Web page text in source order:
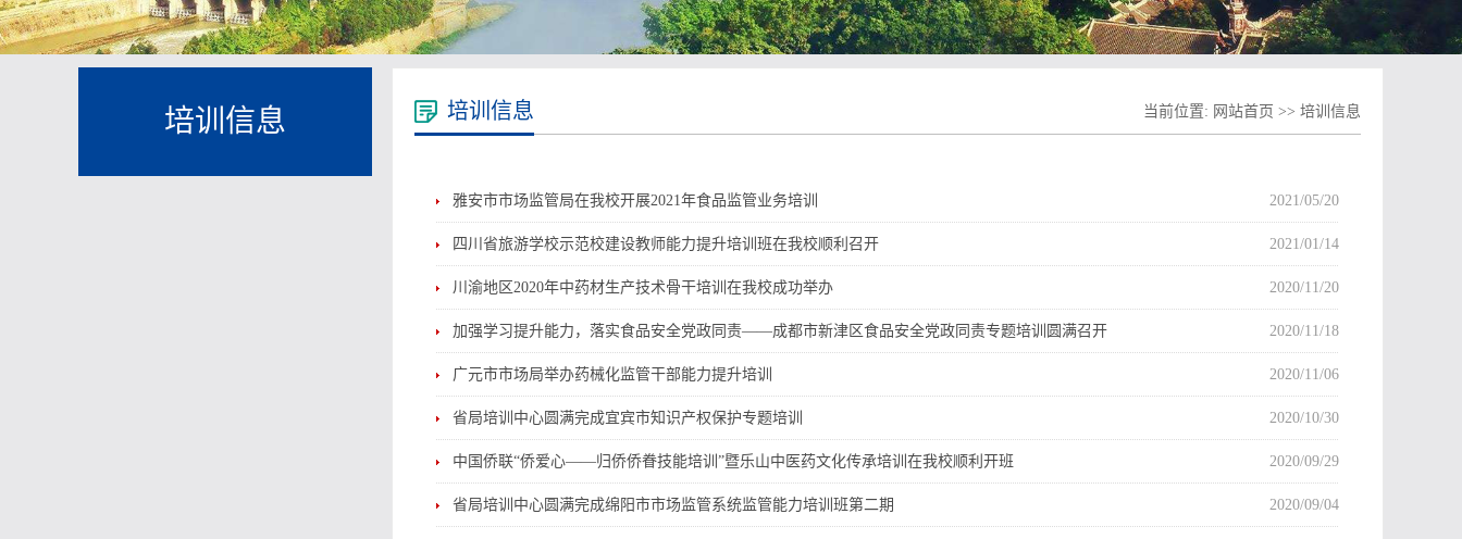
培训信息 培训信息 当前位置: 网站首页 >> 培训信息
雅安市市场监管局在我校开展2021年食品监管业务培训 2021/05/20
四川省旅游学校示范校建设教师能力提升培训班在我校顺利召开 2021/01/14
川渝地区2020年中药材生产技术骨干培训在我校成功举办 2020/11/20
加强学习提升能力，落实食品安全党政同责——成都市新津区食品安全党政同责专题培训圆满召开 2020/11/18
广元市市场局举办药械化监管干部能力提升培训 2020/11/06
省局培训中心圆满完成宜宾市知识产权保护专题培训 2020/10/30
中国侨联“侨爱心——归侨侨眷技能培训”暨乐山中医药文化传承培训在我校顺利开班 2020/09/29
省局培训中心圆满完成绵阳市市场监管系统监管能力培训班第二期 2020/09/04